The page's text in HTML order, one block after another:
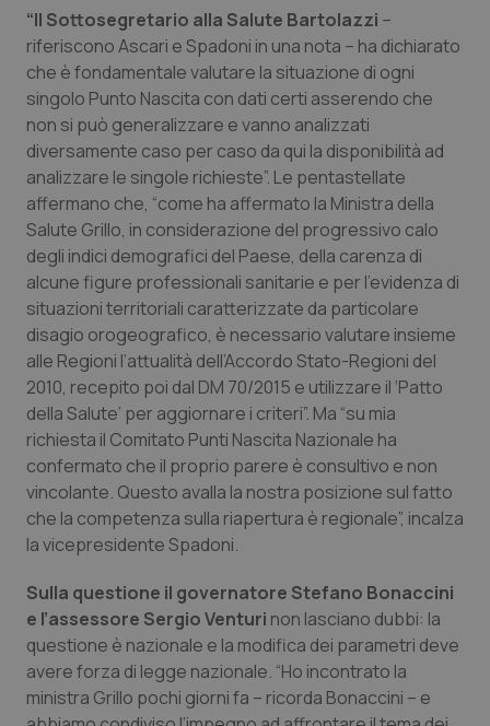
Tumori del Polmone & Testa Collo
Tumori gastrointestinali
Ulcera & Reflusso
Vaccini
“Il Sottosegretario alla Salute Bartolazzi –
riferiscono Ascari e Spadoni in una nota – ha dichiarato
che è fondamentale valutare la situazione di ogni
singolo Punto Nascita con dati certi asserendo che
non si può generalizzare e vanno analizzati
diversamente caso per caso da qui la disponibilità ad
analizzare le singole richieste”. Le pentastellate
affermano che, “come ha affermato la Ministra della
Salute Grillo, in considerazione del progressivo calo
degli indici demografici del Paese, della carenza di
alcune figure professionali sanitarie e per l’evidenza di
situazioni territoriali caratterizzate da particolare
disagio orogeografico, è necessario valutare insieme
alle Regioni l’attualità dell’Accordo Stato-Regioni del
2010, recepito poi dal DM 70/2015 e utilizzare il ‘Patto
della Salute’ per aggiornare i criteri”. Ma “su mia
richiesta il Comitato Punti Nascita Nazionale ha
confermato che il proprio parere è consultivo e non
vincolante. Questo avalla la nostra posizione sul fatto
che la competenza sulla riapertura è regionale”, incalza
la vicepresidente Spadoni.
Sulla questione il governatore Stefano Bonaccini
e l’assessore Sergio Venturi non lasciano dubbi: la
questione è nazionale e la modifica dei parametri deve
avere forza di legge nazionale. “Ho incontrato la
ministra Grillo pochi giorni fa – ricorda Bonaccini – e